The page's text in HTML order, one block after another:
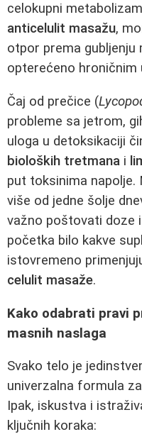
celokupni
anticelulit masažu,
otpor prema gubljenju
opterećeno hroničnim
Čaj od prečice (
probleme sa jetrom,
uloga u detoksikaciji
bioloških tretmana i
put toksinima
više od jedne šolje
važno poštovati doze
početka bilo kakve
istovremeno
celulit masaže.
Kako odabrati pravi
masnih naslaga
Svako telo je
univerzalna formula za
Ipak, iskustva i
ključnih koraka: